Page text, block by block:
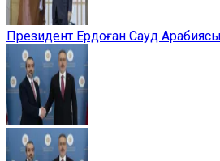
Президент Ердоған Сауд